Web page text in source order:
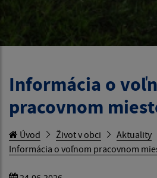
Informácia o
pracovnom
Úvod Život v obci
Aktuality
Informácia o voľnom pracovnom